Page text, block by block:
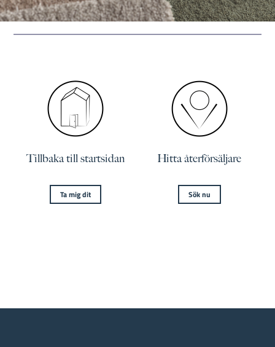
Tillbaka till startsidan
Ta mig dit
Hitta återförsäljare
Sök nu